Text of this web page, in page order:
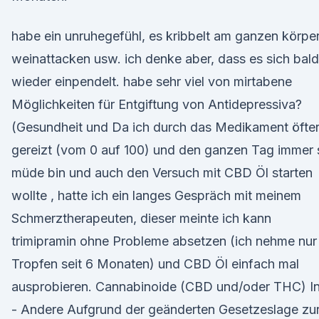
habe ein unruhegefühl, es kribbelt am ganzen
weinattacken usw. ich denke aber, dass es sich bald
wieder einpendelt. habe sehr viel von mirtabene
Möglichkeiten für Entgiftung von Antidepressiva?
(Gesundheit und Da ich durch das Medikament
gereizt (vom 0 auf 100) und den ganzen Tag immer
müde bin und auch den Versuch mit CBD Öl starten
wollte , hatte ich ein langes Gespräch mit meinem
Schmerztherapeuten, dieser meinte ich kann
trimipramin ohne Probleme absetzen (ich nehme nur
Tropfen seit 6 Monaten) und CBD Öl einfach mal
ausprobieren. Cannabinoide (CBD und/oder THC)
- Andere Aufgrund der geänderten Gesetzeslage